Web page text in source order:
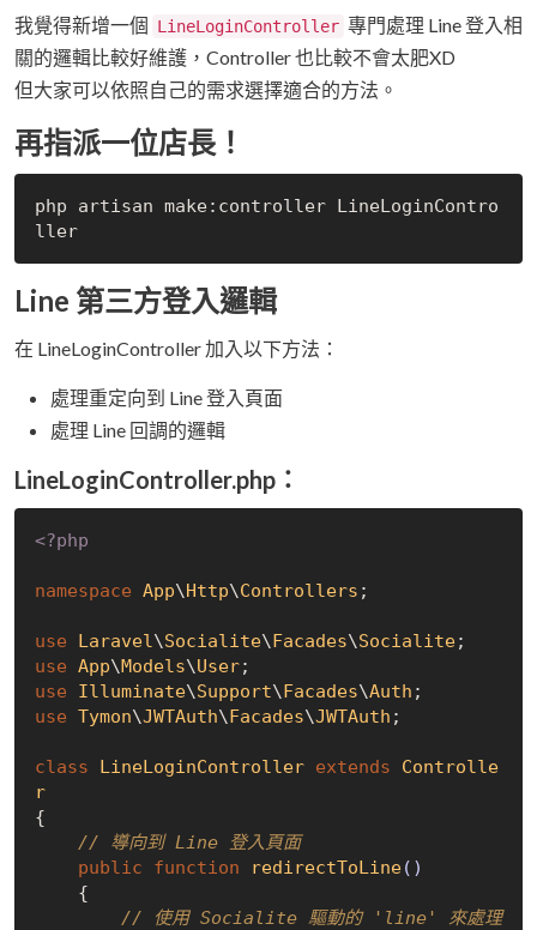
我覺得新增一個 LineLoginController 專門處理 Line 登入相
關的邏輯比較好維護，Controller 也比較不會太肥XD
但大家可以依照自己的需求選擇適合的方法。
再指派一位店長！
php artisan make:controller LineLoginContro
ller
Line 第三方登入邏輯
在 LineLoginController 加入以下方法：
處理重定向到 Line 登入頁面
處理 Line 回調的邏輯
LineLoginController.php：
<?php
namespace App\Http\Controllers ;
use Laravel\Socialite\Facades\Socialite
use App\Models\User
use
Illuminate\Support\Facades\Auth
use Tymon\JWTAuth\Facades\JWTAuth ;
class LineLoginController extends
Controlle
r
{
// 導向到 Line 登入頁面
public
function redirectToLine()
{
// 使用 Socialite 驅動的 'line' 來處理